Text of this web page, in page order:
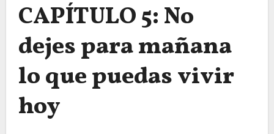
CAPÍTULO 5: No
dejes para mañana
lo que puedas vivir
hoy